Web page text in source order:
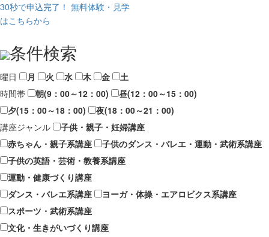
30秒で申込完了！ 無料体験・見学
はこちらから
条件検索
曜日 月 火 水 木 金
土
時間帯
朝(9：00～12：00)
昼(12：00～15：00)
夕(15：00～18：00)
夜(18：00～21：00)
講座ジャンル
子供・親子・妊婦講座
赤ちゃん・親子系講座
子供のダンス・バレエ・運動・武術系講座
子供の英語・芸術・教養系講座
運動・健康づくり講座
ダンス・バレエ系講座
ヨーガ・体操・エアロビクス系講座
スポーツ・武術系講座
文化・生きがいづくり講座